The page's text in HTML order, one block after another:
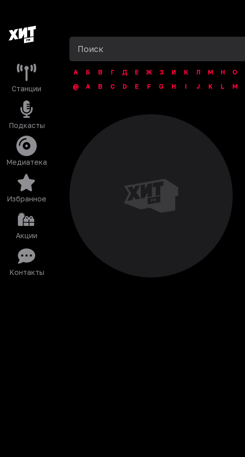
Станции
Подкасты
Медиатека
Избранное
Акции
Контакты
А Б В Г Д Е Ж З И К Л М Н О
@
A B C D E F G H I J K L M